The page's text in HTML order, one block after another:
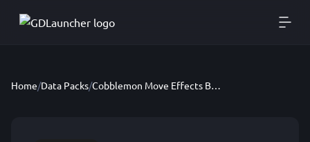
Home/Data Packs/ Cobblemon Move Effects Backport | Forge/Fabric